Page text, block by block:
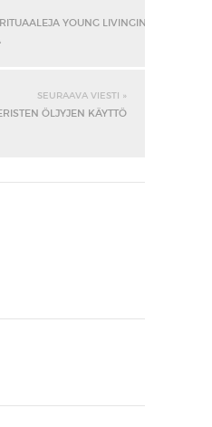
YOUNG LIVINGIN
SEURAAVA VIESTI »
ÖLJYJEN KÄYTTÖ